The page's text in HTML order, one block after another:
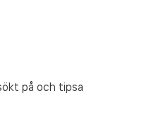
på och tipsa